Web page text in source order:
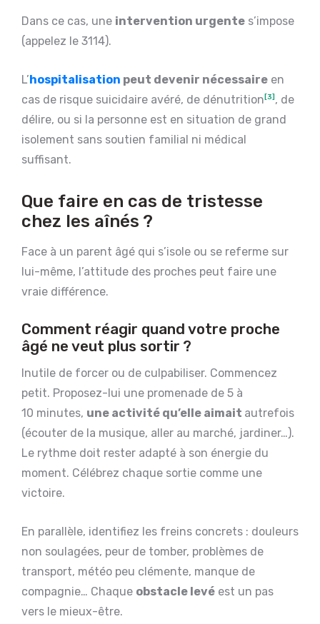
Dans ce cas, une intervention urgente s’impose
(appelez le 3114).
L’hospitalisation peut devenir nécessaire en
cas de risque suicidaire avéré, de dénutrition [3] , de
délire, ou si la personne est en situation de grand
isolement sans soutien familial ni médical
suffisant.
Que faire en cas de tristesse
chez les aînés ?
Face à un parent âgé qui s’isole ou se referme sur
lui-même, l’attitude des proches peut faire une
vraie différence.
Comment réagir quand votre proche
âgé ne veut plus sortir ?
Inutile de forcer ou de culpabiliser. Commencez
petit. Proposez-lui une promenade de 5 à
10 minutes, une activité qu’elle aimait autrefois
(écouter de la musique, aller au marché, jardiner…).
Le rythme doit rester adapté à son énergie du
moment. Célébrez chaque sortie comme une
victoire.
En parallèle, identifiez les freins concrets : douleurs
non soulagées, peur de tomber, problèmes de
transport, météo peu clémente, manque de
compagnie… Chaque obstacle levé est un pas
vers le mieux-être.